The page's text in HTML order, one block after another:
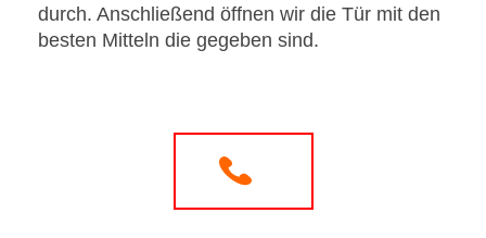
durch. Anschließend öffnen wir die Tür mit den
besten Mitteln die gegeben sind.